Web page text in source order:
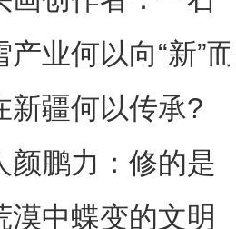
其中
业何以向“新”而
新疆何以传承?
颜鹏力：修的是
情”
漠中蝶变的文明